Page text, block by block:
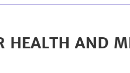
HEALTH AND